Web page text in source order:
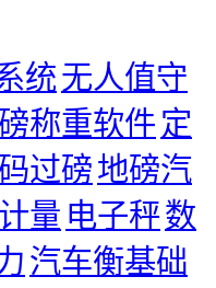
统无人值守
称重软件 定
过磅地磅汽
量 电子秤数
汽车衡基础